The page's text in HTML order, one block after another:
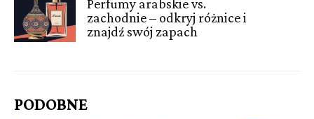
Perfumy arabskie vs.
zachodnie – odkryj różnice i
znajdź swój zapach
PODOBNE